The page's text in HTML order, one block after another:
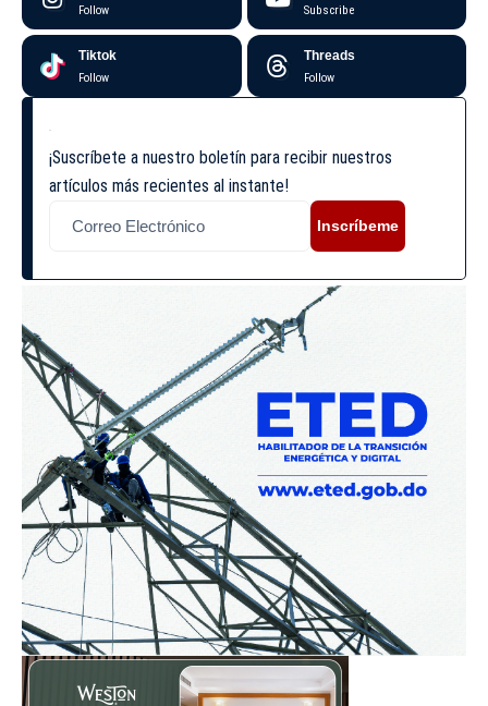
Follow Subscribe
Tiktok
Follow
Threads
Follow
¡Suscríbete a nuestro boletín para recibir nuestros
artículos más recientes al instante!
Inscríbeme